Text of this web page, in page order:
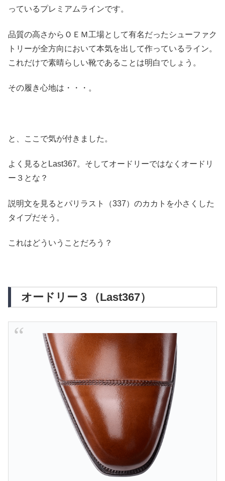
っているプレミアムラインです。
品質の高さからＯＥＭ工場として有名だったシューファク
トリーが全方向において本気を出して作っているライン。
これだけで素晴らしい靴であることは明白でしょう。
その履き心地は・・・。
と、ここで気が付きました。
よく見るとLast367。そしてオードリーではなくオードリ
ー３とな？
説明文を見るとパリラスト（337）のカカトを小さくした
タイプだそう。
これはどういうことだろう？
オードリー３（Last367）